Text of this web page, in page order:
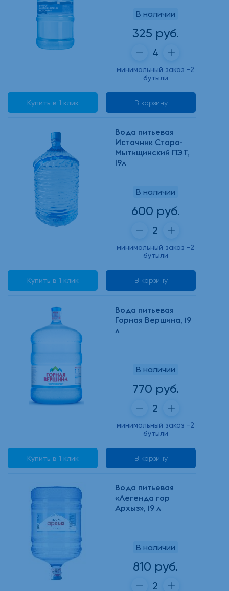
В наличии
325 руб.
минимальный заказ -2
бутыли
Купить в 1 клик В корзину
Вода питьевая
Источник Старо-
Мытищинский ПЭТ,
19л
В наличии
600 руб.
минимальный заказ -2
бутыли
Купить в 1 клик В корзину
Вода питьевая
Горная Вершина, 19
л
В наличии
770 руб.
минимальный заказ -2
бутыли
Купить в 1 клик В корзину
Вода питьевая
«Легенда гор
Архыз», 19 л
В наличии
810 руб.